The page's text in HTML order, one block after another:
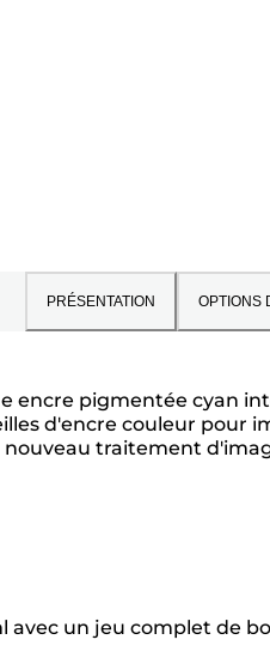
PRÉSENTATION OPTIONS
encre pigmentée cyan
d'encre couleur pour
traitement
avec un jeu complet de